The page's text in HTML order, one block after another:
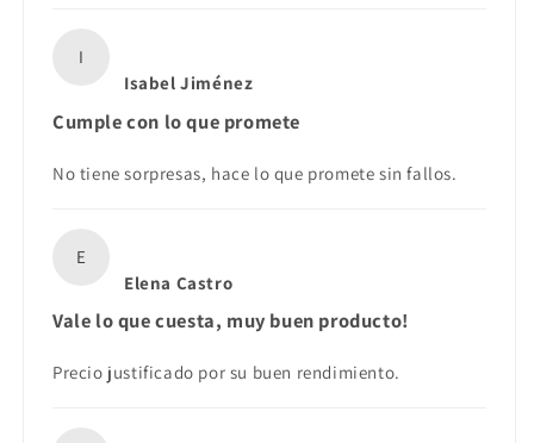
I
Isabel Jiménez
Cumple con lo que promete
No tiene sorpresas, hace lo que promete sin fallos.
E
Elena Castro
Vale lo que cuesta, muy buen producto!
Precio justificado por su buen rendimiento.